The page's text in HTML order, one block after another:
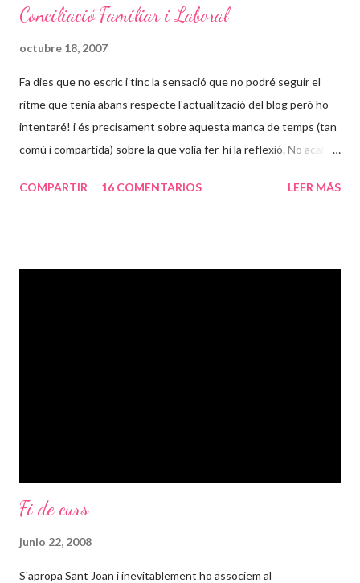
Conciliació Familiar i Laboral
octubre 18, 2007
Fa dies que no escric i tinc la sensació que no podré seguir el
ritme que tenia abans respecte l'actualització del blog però ho
intentaré! i és precisament sobre aquesta manca de temps (tan
comú i compartida) sobre la que volia fer-hi la reflexió. No acabo
en quant al tema dels horaris. És un tema que juntament amb les
COMPARTIR 16 COMENTARIOS LEER MÁS
Fi de curs
junio 22, 2008
S'apropa Sant Joan i inevitablement ho associem al